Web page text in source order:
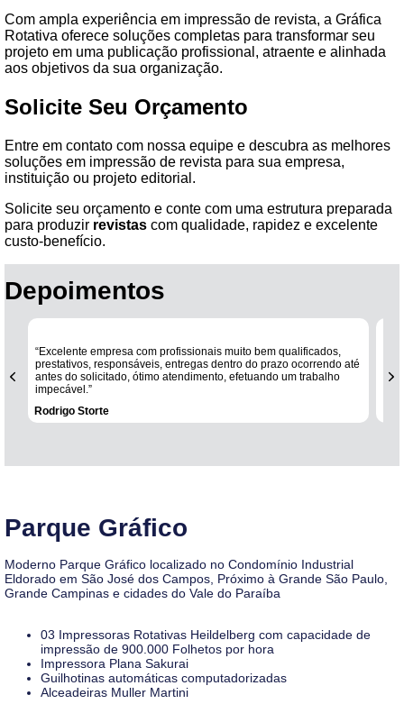
Com ampla experiência em impressão de revista, a Gráfica
Rotativa oferece soluções completas para transformar seu
projeto em uma publicação profissional, atraente e alinhada
aos objetivos da sua organização.
Solicite Seu Orçamento
Entre em contato com nossa equipe e descubra as melhores
soluções em impressão de revista para sua empresa,
instituição ou projeto editorial.
Solicite seu orçamento e conte com uma estrutura preparada
para produzir revistas com qualidade, rapidez e excelente
custo-benefício.
Depoimentos
“Excelente empresa com profissionais muito bem qualificados,
prestativos, responsáveis, entregas dentro do prazo ocorrendo até
antes do solicitado, ótimo atendimento, efetuando um trabalho
impecável.”
Rodrigo Storte
Parque Gráfico
Moderno Parque Gráfico localizado no Condomínio Industrial
Eldorado em São José dos Campos, Próximo à Grande São Paulo,
Grande Campinas e cidades do Vale do Paraíba
03 Impressoras Rotativas Heildelberg com capacidade de
impressão de 900.000 Folhetos por hora
Impressora Plana Sakurai
Guilhotinas automáticas computadorizadas
Alceadeiras Muller Martini